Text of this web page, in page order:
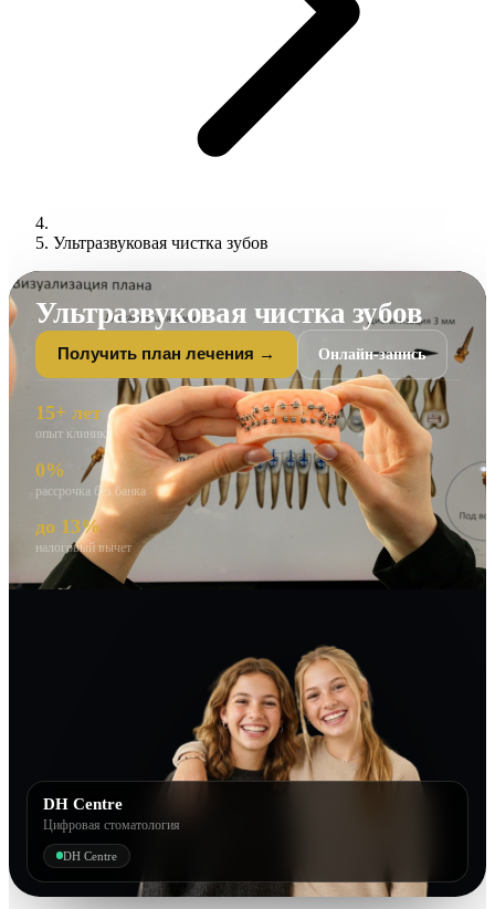
Ультразвуковая чистка зубов
Ультразвуковая чистка зубов
Получить план лечения → Онлайн-запись
15+ лет
опыт клиники
0%
рассрочка без банка
до 13%
налоговый вычет
DH Centre
Цифровая стоматология
DH Centre